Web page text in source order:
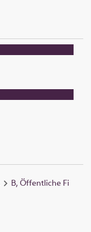
B, Öffentliche Fi